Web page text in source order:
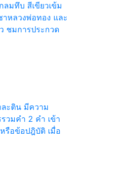
มทึบ สีเขียวเข้ม
หลวงพ่อทอง และ
ชมการประกวด
ละติน มีความ
วมคำ 2 คำ เข้า
รือข้อปฎิบัติ เมื่อ